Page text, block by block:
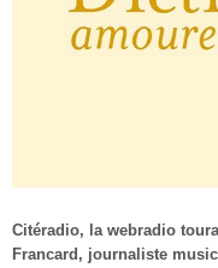
Citéradio, la webradio
Francard, journaliste